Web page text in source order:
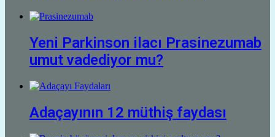
Yeni Parkinson ilacı Prasinezumab
umut vadediyor mu?
Adaçayının 12 müthiş faydası